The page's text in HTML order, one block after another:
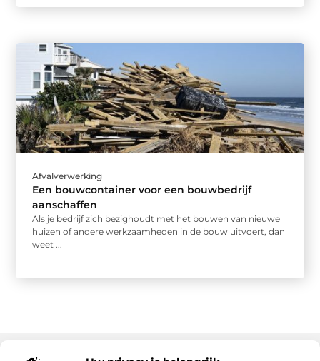
Afvalverwerking
Een bouwcontainer voor een bouwbedrijf
aanschaffen
Als je bedrijf zich bezighoudt met het bouwen van nieuwe
huizen of andere werkzaamheden in de bouw uitvoert, dan
weet ...